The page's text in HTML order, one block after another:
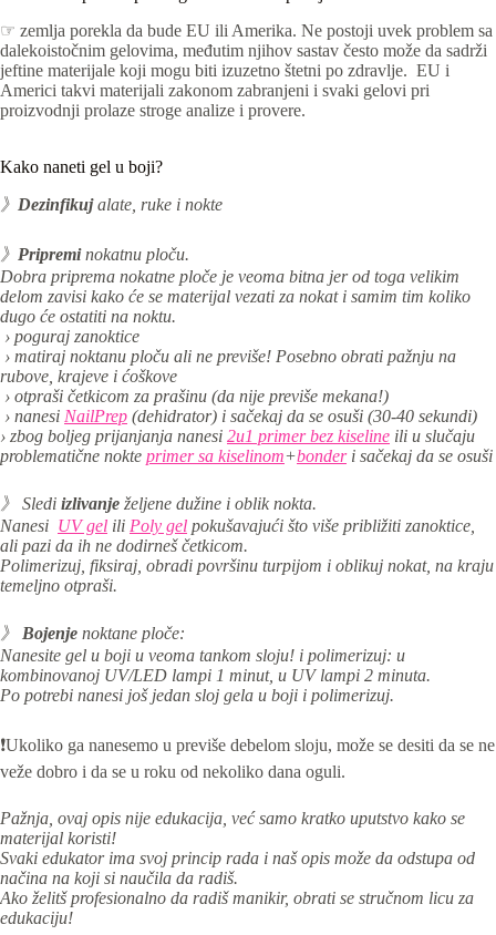
☞ zemlja porekla da bude EU ili Amerika. Ne postoji uvek problem sa
dalekoistočnim gelovima, međutim njihov sastav često može da sadrži
jeftine materijale koji mogu biti izuzetno štetni po zdravlje. EU i
Americi takvi materijali zakonom zabranjeni i svaki gelovi pri
proizvodnji prolaze stroge analize i provere.
Kako naneti gel u boji?
》 Dezinfikujalate, ruke i nokte
》 Pripreminokatnu ploču.
Dobra priprema nokatne ploče je veoma bitna jer od toga velikim
delom zavisi kako će se materijal vezati za nokat i samim tim koliko
dugo će ostatiti na noktu.
› poguraj zanoktice
› matiraj noktanu ploču ali ne previše! Posebno obrati pažnju na
rubove, krajeve i ćoškove
› otpraši četkicom za prašinu (da nije previše mekana!)
› nanesi NailPrep (dehidrator) i sačekaj da se osuši (30-40 sekundi)
› zbog boljeg prijanjanja nanesi 2u1 primer bez kiseline ili u slučaju
problematične nokte primer sa kiselinom+bonderi sačekaj da se osuši
》 Sledi izlivanje željene dužine i oblik nokta.
Nanesi UV gel ili Poly gel pokušavajući što više približiti zanoktice,
ali pazi da ih ne dodirneš četkicom.
Polimerizuj, fiksiraj, obradi površinu turpijom i oblikuj nokat, na kraju
temeljno otpraši.
》 Bojenje noktane ploče:
Nanesite gel u boji u veoma tankom sloju! i polimerizuj: u
kombinovanoj UV/LED lampi 1 minut, u UV lampi 2 minuta.
Po potrebi nanesi još jedan sloj gela u boji i polimerizuj.
❗Ukoliko ga nanesemo u previše debelom sloju, može se desiti da se ne
veže dobro i da se u roku od nekoliko dana oguli.
Pažnja, ovaj opis nije edukacija, već samo kratko uputstvo kako se
materijal koristi!
Svaki edukator ima svoj princip rada i naš opis može da odstupa od
načina na koji si naučila da radiš.
Ako želitš profesionalno da radiš manikir, obrati se stručnom licu za
edukaciju!